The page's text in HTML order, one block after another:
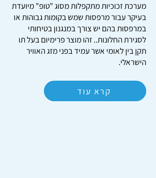
מערכת זכוכיות מתקפלות מסוג "טופ" מיועדת
בעיקר עבור מרפסות שמש בקומות גבוהות או
במרפסות בהם יש צורך במנגנון בטיחותי
לסגירת החלונות.. זהו מוצר פרימיום בעל תו
תקן בין לאומי אשר עמיד בפני מזג האוויר
הישראלי.
קרא עוד